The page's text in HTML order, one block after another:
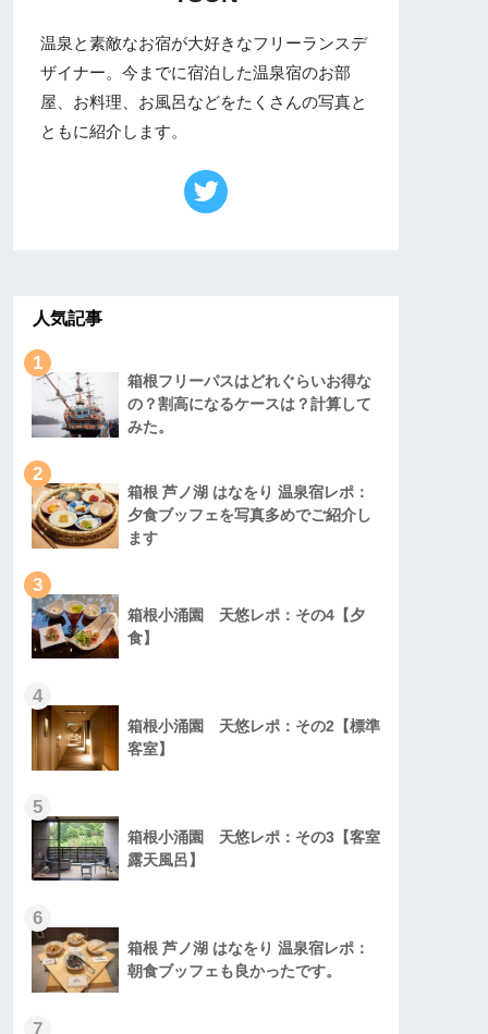
温泉と素敵なお宿が大好きなフリーランスデ
ザイナー。今までに宿泊した温泉宿のお部
屋、お料理、お風呂などをたくさんの写真と
ともに紹介します。
人気記事
1
箱根フリーパスはどれぐらいお得な
の？割高になるケースは？計算して
みた。
2
箱根 芦ノ湖 はなをり 温泉宿レポ：
夕食ブッフェを写真多めでご紹介し
ます
3
箱根小涌園 天悠レポ：その4【夕
食】
4
箱根小涌園 天悠レポ：その2【標準
客室】
5
箱根小涌園 天悠レポ：その3【客室
露天風呂】
6
箱根 芦ノ湖 はなをり 温泉宿レポ：
朝食ブッフェも良かったです。
7